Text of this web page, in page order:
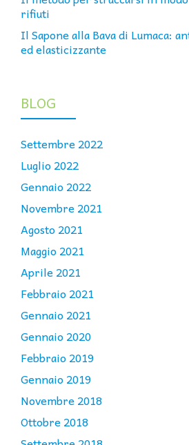
rifiuti
Il Sapone alla Bava di Lumaca:
ed elasticizzante
BLOG
Settembre 2022
Luglio 2022
Gennaio 2022
Novembre 2021
Agosto 2021
Maggio 2021
Aprile 2021
Febbraio 2021
Gennaio 2021
Gennaio 2020
Febbraio 2019
Gennaio 2019
Novembre 2018
Ottobre 2018